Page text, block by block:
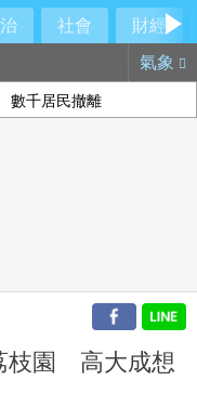
社會
財經
氣象
數千居民撤離
枝園 高大成想